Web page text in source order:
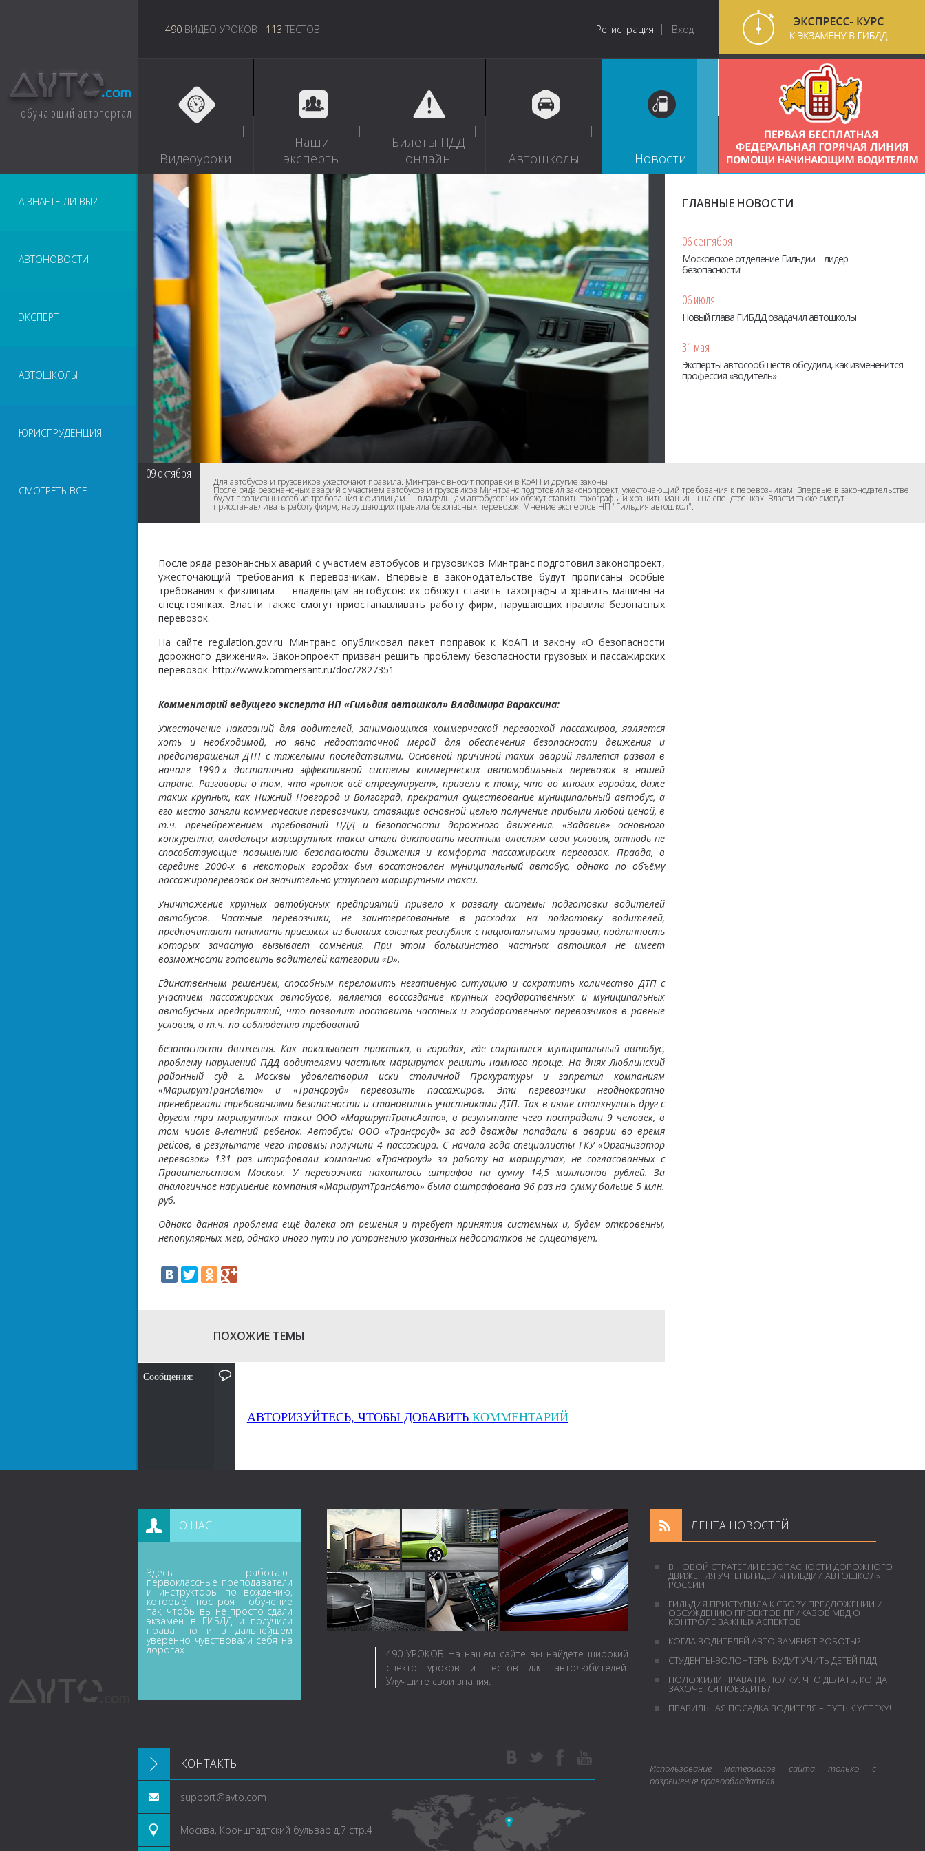
обучающий автопортал
490 ВИДЕО УРОКОВ 113 ТЕСТОВ Регистрация Вход
Видеоуроки
Наши
эксперты
Билеты ПДД
онлайн
Автошколы Новости
А ЗНАЕТЕ ЛИ ВЫ?
АВТОНОВОСТИ
ЭКСПЕРТ
АВТОШКОЛЫ
ЮРИСПРУДЕНЦИЯ
СМОТРЕТЬ ВСЕ
ГЛАВНЫЕ НОВОСТИ
06 сентября
Московское отделение Гильдии – лидер
безопасности!
06 июля
Новый глава ГИБДД озадачил автошколы
31 мая
Эксперты автосообществ обсудили, как измененится
профессия «водитель»
09октября
Для автобусов и грузовиков ужесточают правила. Минтранс вносит поправки в КоАП и другие законы
После ряда резонансных аварий с участием автобусов и грузовиков Минтранс подготовил законопроект, ужесточающий требования к перевозчикам. Впервые в законодательстве
будут прописаны особые требования к физлицам — владельцам автобусов: их обяжут ставить тахографы и хранить машины на спецстоянках. Власти также смогут
приостанавливать работу фирм, нарушающих правила безопасных перевозок. Мнение экспертов НП "Гильдия автошкол".
После ряда резонансных аварий с участием автобусов и грузовиков Минтранс подготовил законопроект,
ужесточающий требования к перевозчикам. Впервые в законодательстве будут прописаны особые
требования к физлицам — владельцам автобусов: их обяжут ставить тахографы и хранить машины на
спецстоянках. Власти также смогут приостанавливать работу фирм, нарушающих правила безопасных
перевозок.
На сайте regulation.gov.ru Минтранс опубликовал пакет поправок к КоАП и закону «О безопасности
дорожного движения». Законопроект призван решить проблему безопасности грузовых и пассажирских
перевозок. http://www.kommersant.ru/doc/2827351
Комментарий ведущего эксперта НП «Гильдия автошкол» Владимира Вараксина:
Ужесточение наказаний для водителей, занимающихся коммерческой перевозкой пассажиров, является
хоть и необходимой, но явно недостаточной мерой для обеспечения безопасности движения и
предотвращения ДТП с тяжёлыми последствиями. Основной причиной таких аварий является развал в
начале 1990-х достаточно эффективной системы коммерческих автомобильных перевозок в нашей
стране. Разговоры о том, что «рынок всё отрегулирует», привели к тому, что во многих городах, даже
таких крупных, как Нижний Новгород и Волгоград, прекратил существование муниципальный автобус, а
его место заняли коммерческие перевозчики, ставящие основной целью получение прибыли любой ценой, в
т.ч. пренебрежением требований ПДД и безопасности дорожного движения. «Задавив» основного
конкурента, владельцы маршрутных такси стали диктовать местным властям свои условия, отнюдь не
способствующие повышению безопасности движения и комфорта пассажирских перевозок. Правда, в
середине 2000-х в некоторых городах был восстановлен муниципальный автобус, однако по объёму
пассажироперевозок он значительно уступает маршрутным такси.
Уничтожение крупных автобусных предприятий привело к развалу системы подготовки водителей
автобусов. Частные перевозчики, не заинтересованные в расходах на подготовку водителей,
предпочитают нанимать приезжих из бывших союзных республик с национальными правами, подлинность
которых зачастую вызывает сомнения. При этом большинство частных автошкол не имеет
возможности готовить водителей категории «D».
Единственным решением, способным переломить негативную ситуацию и сократить количество ДТП с
участием пассажирских автобусов, является воссоздание крупных государственных и муниципальных
автобусных предприятий, что позволит поставить частных и государственных перевозчиков в равные
условия, в т.ч. по соблюдению требований
безопасности движения. Как показывает практика, в городах, где сохранился муниципальный автобус,
проблему нарушений ПДД водителями частных маршруток решить намного проще. На днях Люблинский
районный суд г. Москвы удовлетворил иски столичной Прокуратуры и запретил компаниям
«МаршрутТрансАвто» и «Трансроуд» перевозить пассажиров. Эти перевозчики неоднократно
пренебрегали требованиями безопасности и становились участниками ДТП. Так в июле столкнулись друг с
другом три маршрутных такси ООО «МаршрутТрансАвто», в результате чего пострадали 9 человек, в
том числе 8-летний ребенок. Автобусы ООО «Трансроуд» за год дважды попадали в аварии во время
рейсов, в результате чего травмы получили 4 пассажира. С начала года специалисты ГКУ «Организатор
перевозок» 131 раз штрафовали компанию «Трансроуд» за работу на маршрутах, не согласованных с
Правительством Москвы. У перевозчика накопилось штрафов на сумму 14,5 миллионов рублей. За
аналогичное нарушение компания «МаршрутТрансАвто» была оштрафована 96 раз на сумму больше 5 млн.
руб.
Однако данная проблема ещё далека от решения и требует принятия системных и, будем откровенны,
непопулярных мер, однако иного пути по устранению указанных недостатков не существует.
ПОХОЖИЕ ТЕМЫ
Сообщения:
АВТОРИЗУЙТЕСЬ, ЧТОБЫ ДОБАВИТЬ КОММЕНТАРИЙ
О НАС
Здесь работают
первоклассные преподаватели
и инструкторы по вождению,
которые построят обучение
так, чтобы вы не просто сдали
экзамен в ГИБДД и получили
права, но и в дальнейшем
уверенно чувствовали себя на
дорогах. 490УРОКОВ На нашем сайте вы найдете широкий
спектр уроков и тестов для автолюбителей.
Улучшите свои знания.
ЛЕНТА НОВОСТЕЙ
В НОВОЙ СТРАТЕГИИ БЕЗОПАСНОСТИ ДОРОЖНОГО
ДВИЖЕНИЯ УЧТЕНЫ ИДЕИ «ГИЛЬДИИ АВТОШКОЛ»
РОССИИ
ГИЛЬДИЯ ПРИСТУПИЛА К СБОРУ ПРЕДЛОЖЕНИЙ И
ОБСУЖДЕНИЮ ПРОЕКТОВ ПРИКАЗОВ МВД О
КОНТРОЛЕ ВАЖНЫХ АСПЕКТОВ
КОГДА ВОДИТЕЛЕЙ АВТО ЗАМЕНЯТ РОБОТЫ?
СТУДЕНТЫ-ВОЛОНТЕРЫ БУДУТ УЧИТЬ ДЕТЕЙ ПДД
ПОЛОЖИЛИ ПРАВА НА ПОЛКУ. ЧТО ДЕЛАТЬ, КОГДА
ЗАХОЧЕТСЯ ПОЕЗДИТЬ?
ПРАВИЛЬНАЯ ПОСАДКА ВОДИТЕЛЯ – ПУТЬ К УСПЕХУ!
КОНТАКТЫ
support@avto.com
Москва, Кронштадтский бульвар д.7 стр.4
Использование материалов сайта только с
разрешения правообладателя